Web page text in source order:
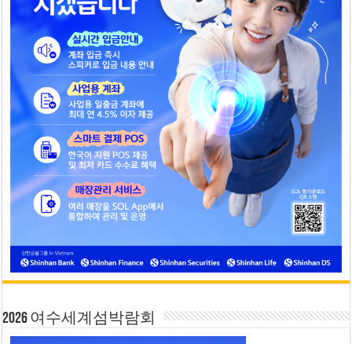
2026 여수세계섬박람회